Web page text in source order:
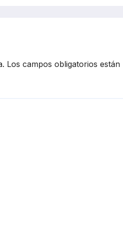
Los campos obligatorios